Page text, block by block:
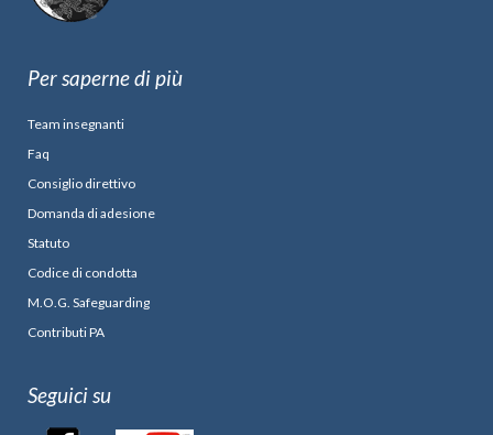
Per saperne di più
Team insegnanti
Faq
Consiglio direttivo
Domanda di adesione
Statuto
Codice di condotta
M.O.G. Safeguarding
Contributi PA
Seguici su